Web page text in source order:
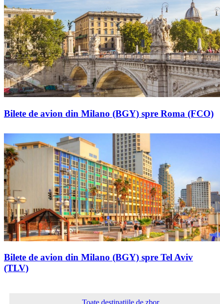
Bilete de avion din Milano (BGY) spre Roma (FCO)
Bilete de avion din Milano (BGY) spre Tel Aviv
(TLV)
Toate destinațiile de zbor